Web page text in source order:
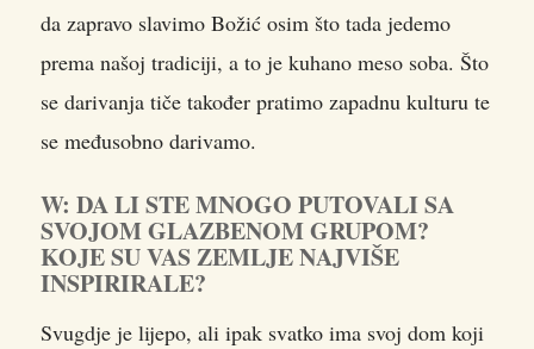
da zapravo slavimo Božić osim što tada jedemo
prema našoj tradiciji, a to je kuhano meso soba. Što
se darivanja tiče također pratimo zapadnu kulturu te
se međusobno darivamo.
W: DA LI STE MNOGO PUTOVALI SA
SVOJOM GLAZBENOM GRUPOM?
KOJE SU VAS ZEMLJE NAJVIŠE
INSPIRIRALE?
Svugdje je lijepo, ali ipak svatko ima svoj dom koji